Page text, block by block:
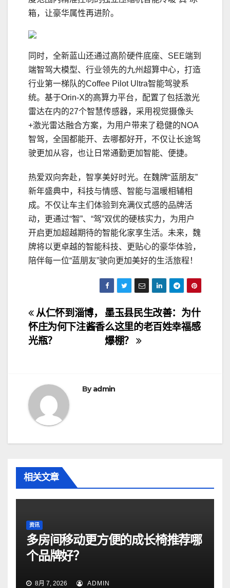
箱，让豪华属性再进阶。
同时，全新蓝山还通过高阶硬件底座、SEE端到
端智驾大模型、行业领先的九州超算中心，打造
行业第一梯队的Coffee Pilot Ultra智能驾驶系
统。基于Orin-X的高算力平台，配置了包括激光
雷达在内的27个智慧传感器，采用视觉摄像头
+激光雷达融合方案，为用户带来了稳健的NOA
智驾，全国都能开、去哪都好开，不仅让长途驾
驶更加从容，也让日常通勤更加智能、便捷。
热爱双向奔赴，智享美好时光。在魏牌“蓝朋友”
新年盛典中，科技与情感、智能与温暖相辅相
成。不仅让车主们体验到充满仪式感的品牌活
动，更通过“智”、“驾”双优的硬核实力，为用户
开启更加超越期待的智能化家享生活。未来，魏
牌将以更卓越的智能科技、更贴心的豪华体验，
陪伴每一位“蓝朋友”驶向更加美好的生活旅程！
文
章
航
墨玉县民生改善：为什
么这里的老百姓幸福感
爆棚？
从仁怀到淄博，
怀庄为何下注酱香
光瓶？
Byadmin
相关文章
资讯
多房间移动更方便的成长椅推荐哪
个品牌好？
8月 7, 2026 ADMIN